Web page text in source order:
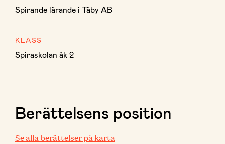
Spirande lärande i Täby AB
KLASS
Spiraskolan åk 2
Berättelsens position
Se alla berättelser på karta